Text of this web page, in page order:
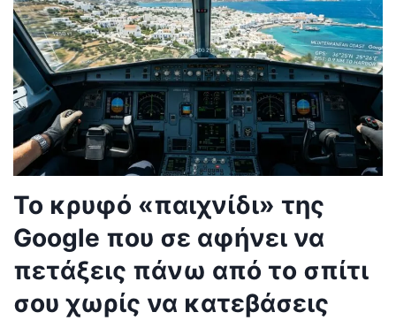
Το κρυφό «παιχνίδι» της
Google που σε αφήνει να
πετάξεις πάνω από το σπίτι
σου χωρίς να κατεβάσεις